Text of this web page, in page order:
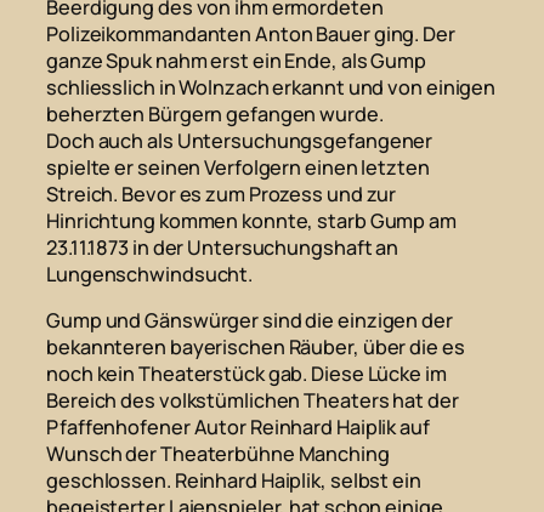
Beerdigung des von ihm ermordeten
Polizeikommandanten Anton Bauer ging. Der
ganze Spuk nahm erst ein Ende, als Gump
schliesslich in Wolnzach erkannt und von einigen
beherzten Bürgern gefangen wurde.
Doch auch als Untersuchungsgefangener
spielte er seinen Verfolgern einen letzten
Streich. Bevor es zum Prozess und zur
Hinrichtung kommen konnte, starb Gump am
23.11.1873 in der Untersuchungshaft an
Lungenschwindsucht.
Gump und Gänswürger sind die einzigen der
bekannteren bayerischen Räuber, über die es
noch kein Theaterstück gab. Diese Lücke im
Bereich des volkstümlichen Theaters hat der
Pfaffenhofener Autor Reinhard Haiplik auf
Wunsch der Theaterbühne Manching
geschlossen. Reinhard Haiplik, selbst ein